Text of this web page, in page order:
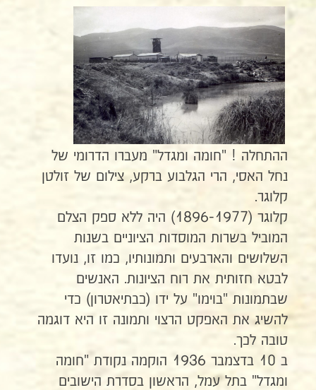
ההתחלה ! "חומה ומגדל" מעברו הדרומי של
נחל האסי, הרי הגלבוע ברקע, צילום של זולטן
קלוגר.
קלוגר (1896-1977) היה ללא ספק הצלם
המוביל בשרות המוסדות הציוניים בשנות
השלושים והארבעים ותמונותיו, כמו זו, נועדו
לבטא חזותית את רוח הציונות. האנשים
שבתמונות "בוימו" על ידו (כבתיאטרון) כדי
להשיג את האפקט הרצוי ותמונה זו היא דוגמה
טובה לכך.
ב 10 בדצמבר 1936 הוקמה נקודת "חומה
ומגדל" בתל עמל, הראשון בסדרת הישובים